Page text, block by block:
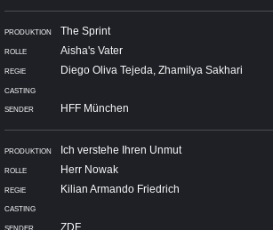
The Sprint
Aisha's Vater
Diego Oliva Tejeda, Zhamilya Sakhari
HFF München
Ich verstehe Ihren Unmut
Herr Nowak
Kilian Armando Friedrich